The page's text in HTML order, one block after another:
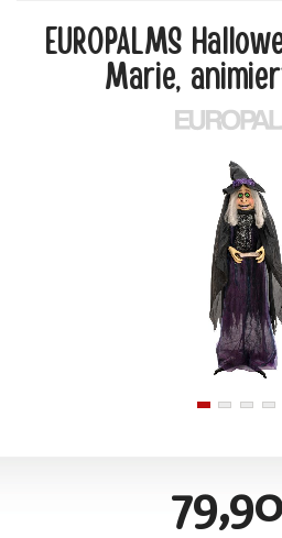
EUROPALMS
Marie,